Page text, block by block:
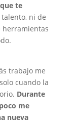
te
ni de
herramientas
trabajo me
cuando la
Durante
me
nueva